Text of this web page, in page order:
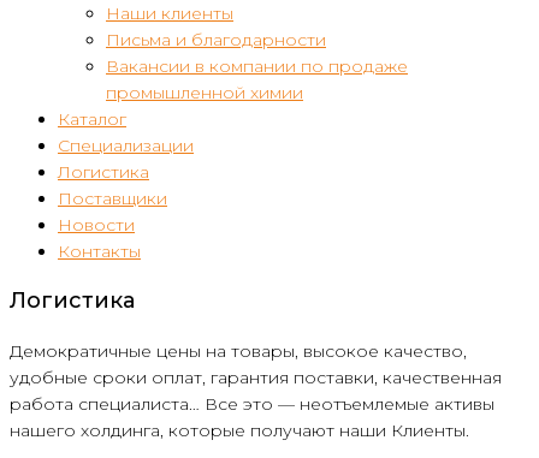
Наши клиенты
Письма и благодарности
Вакансии в компании по продаже
промышленной химии
Каталог
Специализации
Логистика
Поставщики
Новости
Контакты
Логистика
Демократичные цены на товары, высокое качество,
удобные сроки оплат, гарантия поставки, качественная
работа специалиста… Все это — неотъемлемые активы
нашего холдинга, которые получают наши Клиенты.